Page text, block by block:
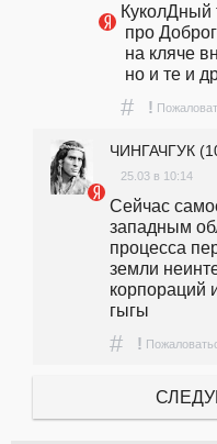
про
на кляче
но и те и
# !
ЧИНГАЧГУК
25.03 в 10:14
Сейчас
западным
процесса
земли
корпораций
гыгы
# !